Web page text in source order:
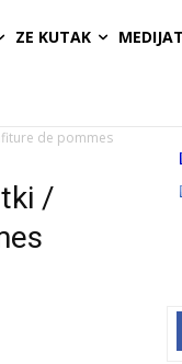
ZE KUTAK
de pommes
/